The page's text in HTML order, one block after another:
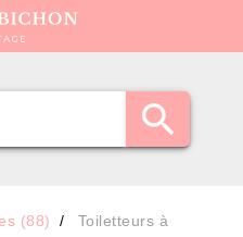
(88)
Toiletteurs à